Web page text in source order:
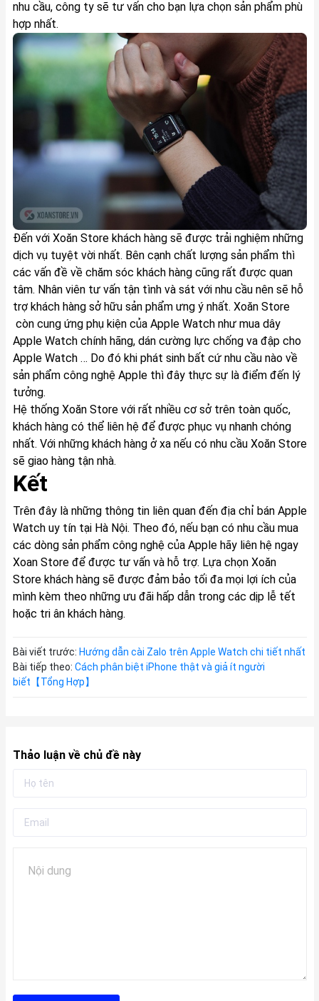
nhu cầu, công ty sẽ tư vấn cho bạn lựa chọn sản phẩm phù
hợp nhất.
Đến với Xoăn Store khách hàng sẽ được trải nghiệm những
dịch vụ tuyệt vời nhất. Bên cạnh chất lượng sản phẩm thì
các vấn đề về chăm sóc khách hàng cũng rất được quan
tâm. Nhân viên tư vấn tận tình và sát với nhu cầu nên sẽ hỗ
trợ khách hàng sở hữu sản phẩm ưng ý nhất. Xoăn Store
còn cung ứng phụ kiện của Apple Watch như mua dây
Apple Watch chính hãng, dán cường lực chống va đập cho
Apple Watch … Do đó khi phát sinh bất cứ nhu cầu nào về
sản phẩm công nghệ Apple thì đây thực sự là điểm đến lý
tưởng.
Hệ thống Xoăn Store với rất nhiều cơ sở trên toàn quốc,
khách hàng có thể liên hệ để được phục vụ nhanh chóng
nhất. Với những khách hàng ở xa nếu có nhu cầu Xoăn Store
sẽ giao hàng tận nhà.
Kết
Trên đây là những thông tin liên quan đến địa chỉ bán Apple
Watch uy tín tại Hà Nội. Theo đó, nếu bạn có nhu cầu mua
các dòng sản phẩm công nghệ của Apple hãy liên hệ ngay
Xoan Store để được tư vấn và hỗ trợ. Lựa chọn Xoăn
Store khách hàng sẽ được đảm bảo tối đa mọi lợi ích của
mình kèm theo những ưu đãi hấp dẫn trong các dịp lễ tết
hoặc tri ân khách hàng.
Bài viết trước: Hướng dẫn cài Zalo trên Apple Watch chi tiết nhất
Bài tiếp theo: Cách phân biệt iPhone thật và giả ít người
biết【Tổng Hợp】
Thảo luận về chủ đề này